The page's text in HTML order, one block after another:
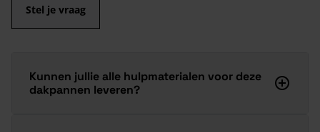
Stel je vraag
Kunnen jullie alle hulpmaterialen voor deze
dakpannen leveren?